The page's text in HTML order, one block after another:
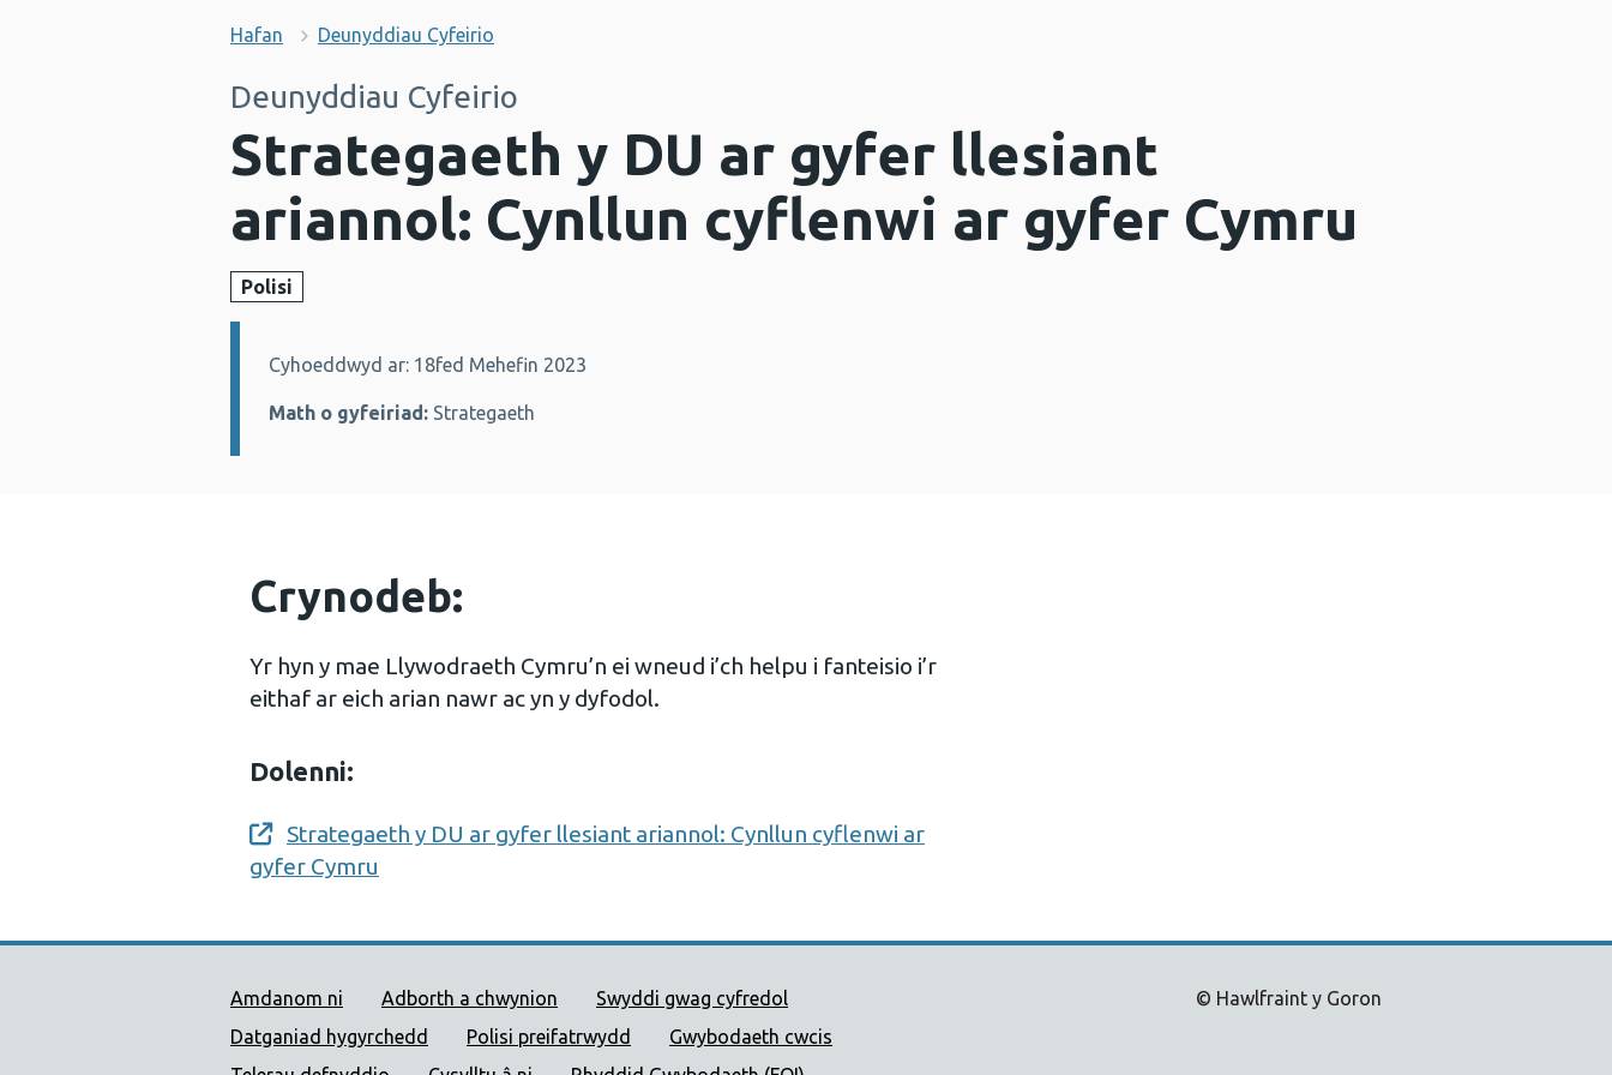
Hafan Deunyddiau Cyfeirio
Deunyddiau Cyfeirio
Strategaeth y DU ar gyfer llesiant
ariannol: Cynllun cyflenwi ar gyfer Cymru
Polisi
Manylion:
Cyhoeddwyd ar: 18fed Mehefin 2023
Math o gyfeiriad: Strategaeth
Crynodeb:
Yr hyn y mae Llywodraeth Cymru’n ei wneud i’ch helpu i fanteisio i’r
eithaf ar eich arian nawr ac yn y dyfodol.
Dolenni:
Opens a new window
Strategaeth y DU ar gyfer llesiant ariannol: Cynllun cyflenwi ar
gyfer Cymru
Dolenni Cymorth Iechyd Cyhoeddus Cymru
Amdanom ni Adborth a chwynion
Swyddi gwag cyfredol
Datganiad hygyrchedd
Polisi preifatrwydd
Gwybodaeth cwcis
© Hawlfraint y Goron